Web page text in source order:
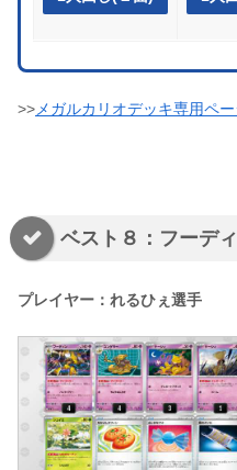
>> メガルカリオデッキ専用ペ
ベスト８：フーデ
プレイヤー：れるひぇ選手